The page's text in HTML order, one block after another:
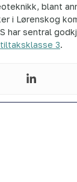
blant
i Lørenskog
har sentral
tiltaksklasse 3.